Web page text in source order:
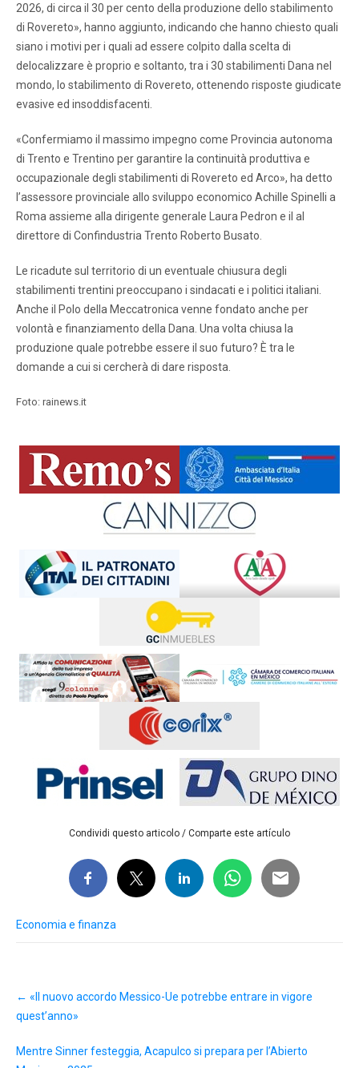
2026, di circa il 30 per cento della produzione dello stabilimento
di Rovereto», hanno aggiunto, indicando che hanno chiesto quali
siano i motivi per i quali ad essere colpito dalla scelta di
delocalizzare è proprio e soltanto, tra i 30 stabilimenti Dana nel
mondo, lo stabilimento di Rovereto, ottenendo risposte giudicate
evasive ed insoddisfacenti.
«Confermiamo il massimo impegno come Provincia autonoma
di Trento e Trentino per garantire la continuità produttiva e
occupazionale degli stabilimenti di Rovereto ed Arco», ha detto
l’assessore provinciale allo sviluppo economico Achille Spinelli a
Roma assieme alla dirigente generale Laura Pedron e il al
direttore di Confindustria Trento Roberto Busato.
Le ricadute sul territorio di un eventuale chiusura degli
stabilimenti trentini preoccupano i sindacati e i politici italiani.
Anche il Polo della Meccatronica venne fondato anche per
volontà e finanziamento della Dana. Una volta chiusa la
produzione quale potrebbe essere il suo futuro? È tra le
domande a cui si cercherà di dare risposta.
Foto: rainews.it
Condividi questo articolo / Comparte este artículo
Economia e finanza
navigation
← «Il nuovo accordo Messico-Ue potrebbe entrare in vigore
quest’anno»
Mentre Sinner festeggia, Acapulco si prepara per l’Abierto